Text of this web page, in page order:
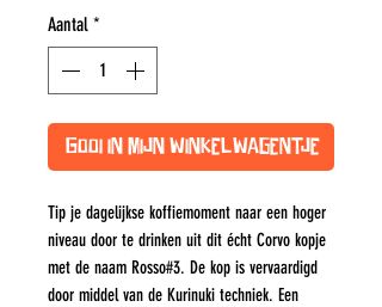
Aantal *
Gooi in mijn winkelwagentje
Tip je dagelijkse koffiemoment naar een hoger
niveau door te drinken uit dit écht Corvo kopje
met de naam Rosso#3. De kop is vervaardigd
door middel van de Kurinuki techniek. Een